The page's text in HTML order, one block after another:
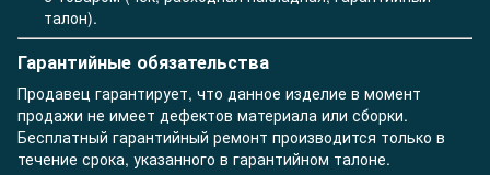
талон).
Гарантийные обязательства
Продавец гарантирует, что данное изделие в момент
продажи не имеет дефектов материала или сборки.
Бесплатный гарантийный ремонт производится только в
течение срока, указанного в гарантийном талоне.